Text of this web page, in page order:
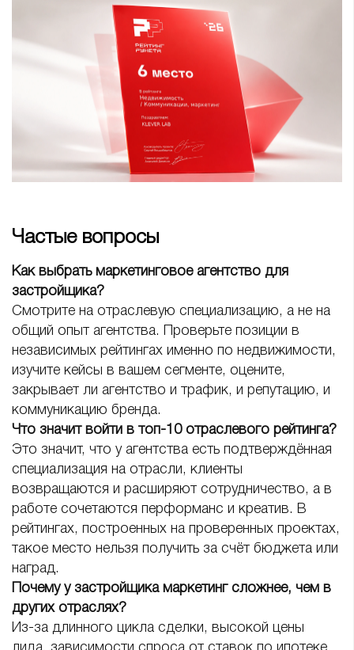
Частые вопросы
Как выбрать маркетинговое агентство для
застройщика?
Смотрите на отраслевую специализацию, а не на
общий опыт агентства. Проверьте позиции в
независимых рейтингах именно по недвижимости,
изучите кейсы в вашем сегменте, оцените,
закрывает ли агентство и трафик, и репутацию, и
коммуникацию бренда.
Что значит войти в топ-10 отраслевого рейтинга?
Это значит, что у агентства есть подтверждённая
специализация на отрасли, клиенты
возвращаются и расширяют сотрудничество, а в
работе сочетаются перформанс и креатив. В
рейтингах, построенных на проверенных проектах,
такое место нельзя получить за счёт бюджета или
наград.
Почему у застройщика маркетинг сложнее, чем в
других отраслях?
Из-за длинного цикла сделки, высокой цены